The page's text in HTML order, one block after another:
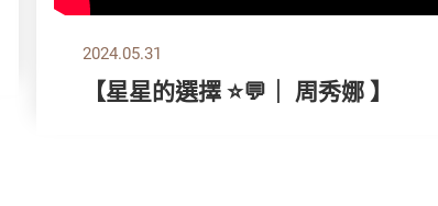
2024.05.31
【星星的選擇 ⭐💬｜ 周秀娜 】